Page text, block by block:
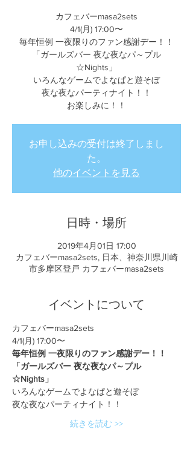
カフェバーmasa2sets
4/1(月) 17:00〜
毎年恒例 一夜限りのファン感謝デー！！
「ガールズバー 夜な夜なパ～プル
☆Nights」
いろんなゲームでよなぱと遊そぼ
夜な夜なパーティナイト！！
お楽しみに！！
お申し込みの受付は終了しまし
た。
他のイベントを見る
日時・場所
2019年4月01日 17:00
カフェバーmasa2sets, 日本、神奈川県川崎
市多摩区登戸 カフェバーmasa2sets
イベントについて
カフェバーmasa2sets
4/1(月) 17:00〜
毎年恒例 一夜限りのファン感謝デー！！
「ガールズバー 夜な夜なパ～プル
☆Nights」
いろんなゲームでよなぱと遊そぼ
夜な夜なパーティナイト！！
続きを読む >>